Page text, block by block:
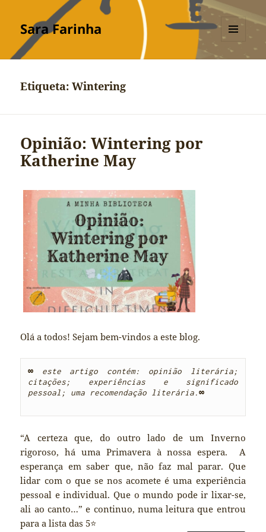
Sara Farinha
MENU
Etiqueta:Wintering
Opinião: Wintering por
Katherine May
Olá a todos! Sejam bem-vindos a este blog.
∞
este artigo contém: opinião literária;
citações; experiências e significado
pessoal; uma recomendação literária.∞
“A certeza que, do outro lado de um Inverno
rigoroso, há uma Primavera à nossa espera. A
esperança em saber que, não faz mal parar. Que
lidar com o que se nos acomete é uma experiência
pessoal e individual. Que o mundo pode ir lixar-se,
ali ao canto…” e continuo, numa leitura que entrou
para a lista das 5⭐️